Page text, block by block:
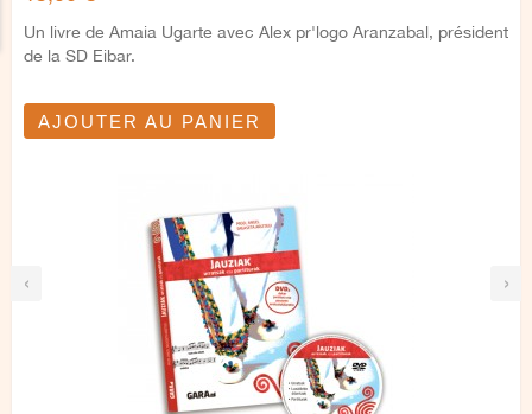
‹ ›
Un livre de Amaia Ugarte avec Alex pr'logo Aranzabal, président
de la SD Eibar.
AJOUTER AU PANIER